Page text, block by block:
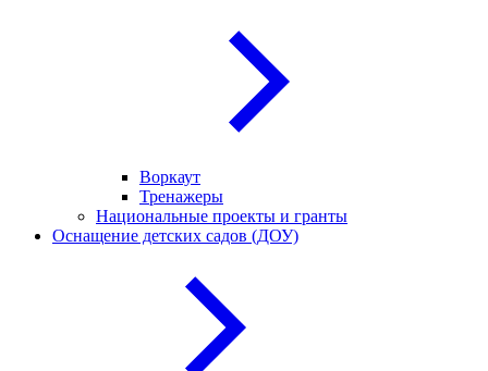
Воркаут
Тренажеры
Национальные проекты и гранты
Оснащение детских садов (ДОУ)